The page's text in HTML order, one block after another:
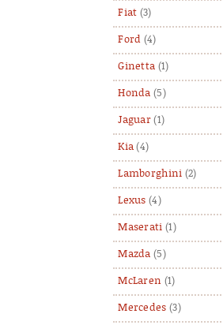
Fiat (3)
Ford (4)
Ginetta (1)
Honda (5)
Jaguar (1)
Kia (4)
Lamborghini (2)
Lexus (4)
Maserati (1)
Mazda (5)
McLaren (1)
Mercedes (3)